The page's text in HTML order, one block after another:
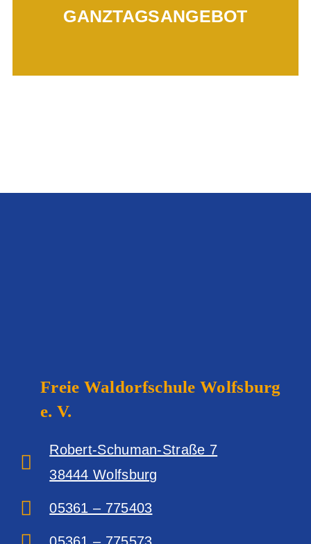
GANZTAGSANGEBOT
Mehr erfahren...
Freie Waldorfschule Wolfsburg
e. V.
Robert-Schuman-Straße 7
38444 Wolfsburg‎
05361 – 775403